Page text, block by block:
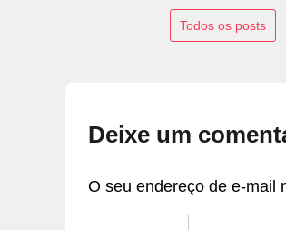
Todos os posts
Deixe um
O seu endereço de e-mail